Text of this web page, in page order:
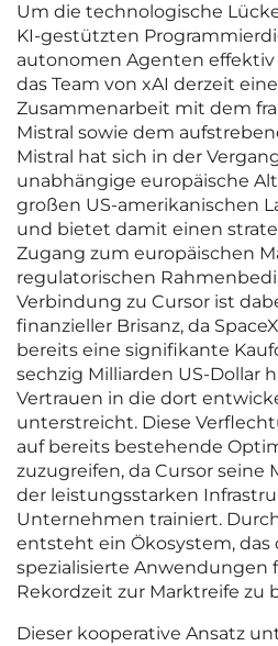
Um die technologische
KI-gestützten
autonomen Agenten effektiv
das Team von xAI derzeit
Zusammenarbeit mit dem
Mistral sowie dem
Mistral hat sich in der
unabhängige europäische
großen US-amerikanischen
und bietet damit einen
Zugang zum europäischen
regulatorischen
Verbindung zu Cursor ist
finanzieller Brisanz, da
bereits eine signifikante
sechzig Milliarden US-Dollar
Vertrauen in die dort
unterstreicht. Diese
auf bereits bestehende
zuzugreifen, da Cursor seine
der leistungsstarken
Unternehmen trainiert.
entsteht ein Ökosystem, das
spezialisierte Anwendungen
Rekordzeit zur Marktreife zu
Dieser kooperative Ansatz